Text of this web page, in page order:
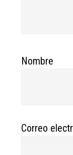
Nombre
Correo